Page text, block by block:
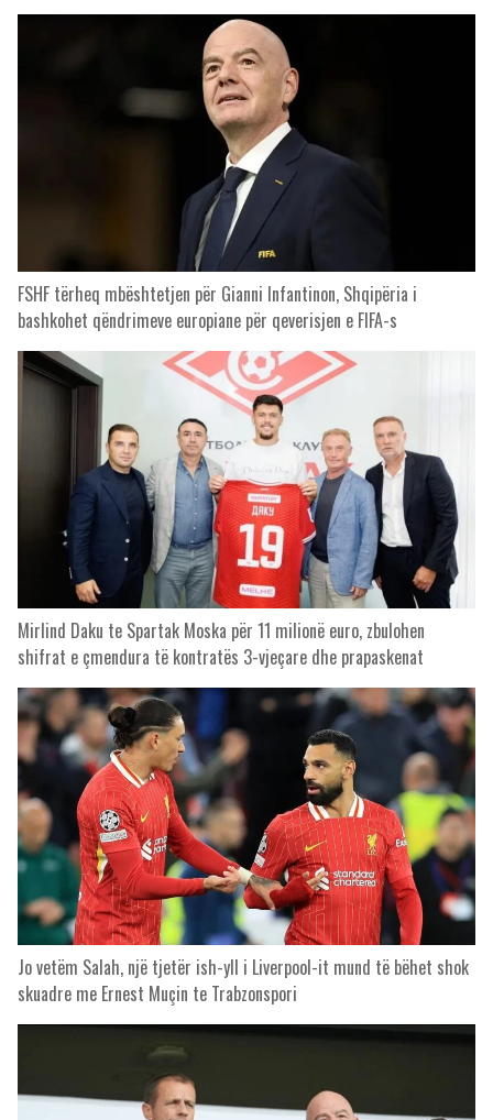
FSHF tërheq mbështetjen për Gianni Infantinon, Shqipëria i
bashkohet qëndrimeve europiane për qeverisjen e FIFA-s
Mirlind Daku te Spartak Moska për 11 milionë euro, zbulohen
shifrat e çmendura të kontratës 3-vjeçare dhe prapaskenat
Jo vetëm Salah, një tjetër ish-yll i Liverpool-it mund të bëhet shok
skuadre me Ernest Muçin te Trabzonspori